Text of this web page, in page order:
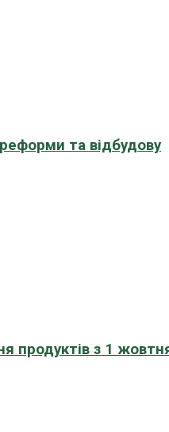
та відбудову
продуктів з 1